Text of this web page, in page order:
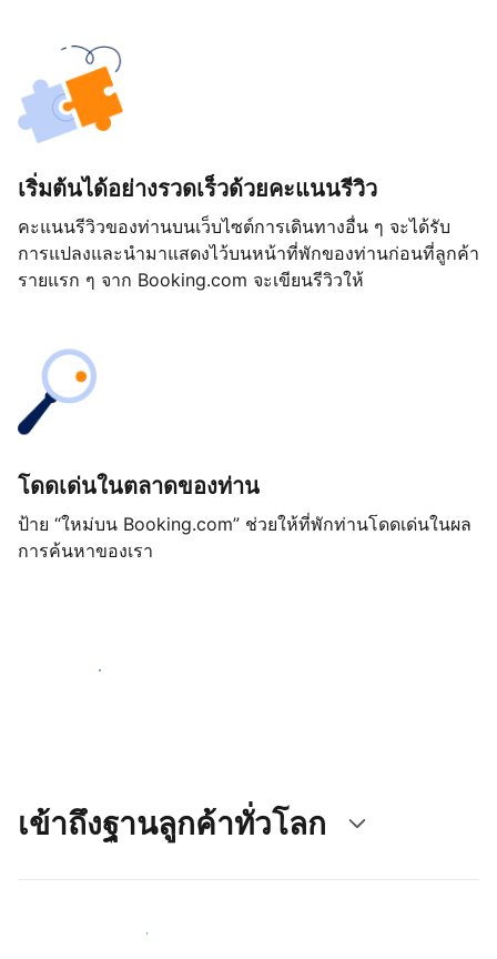
เริ่มต้นได้อย่างรวดเร็วด้วยคะแนนรีวิว
คะแนนรีวิวของท่านบนเว็บไซต์การเดินทางอื่น ๆ จะได้รับ
การแปลงและนำมาแสดงไว้บนหน้าที่พักของท่านก่อนที่ลูกค้า
รายแรก ๆ จาก Booking.com จะเขียนรีวิวให้
โดดเด่นในตลาดของท่าน
ป้าย “ใหม่บน Booking.com” ช่วยให้ที่พักท่านโดดเด่นในผล
การค้นหาของเรา
เริ่มต้นตั้งแต่วันนี้
เข้าถึงฐานลูกค้าทั่วโลก
เข้าถึงลูกค้าใหม่ ๆ ตั้งแต่วันนี้